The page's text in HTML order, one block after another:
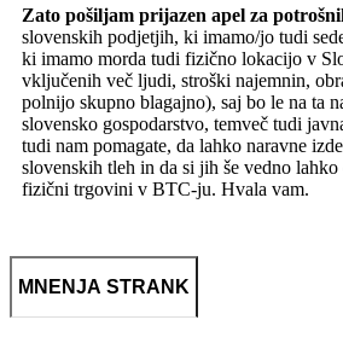
Zato pošiljam prijazen apel za
slovenskih podjetjih, ki imamo/jo tudi
ki imamo morda tudi fizično lokacijo v
vključenih več ljudi, stroški najemnin,
polnijo skupno blagajno), saj bo le na ta
slovensko gospodarstvo, temveč tudi
tudi nam pomagate, da lahko naravne
slovenskih tleh in da si jih še vedno lahko
fizični trgovini v BTC-ju. Hvala vam.
MNENJA STRANK